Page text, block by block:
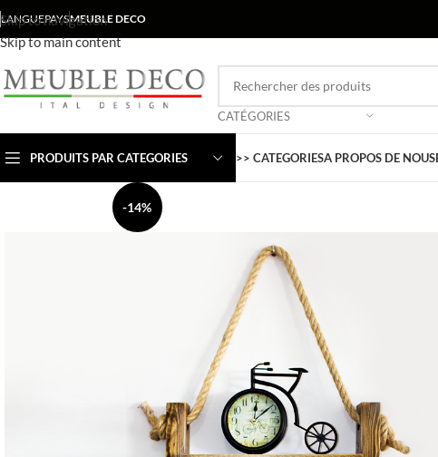
Skip to navigation
Skip to main content
LANGUEPAYSMEUBLE DECO
CATÉGORIES
PRODUITS PAR CATEGORIES >> CATEGORIESA PROPOS DE NOUS
-14%